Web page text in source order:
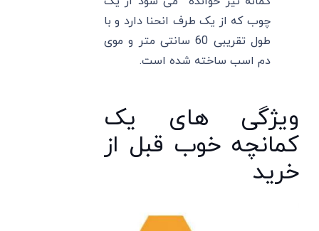
چوب که از یک طرف انحنا دارد و با
طول تقریبی 60 سانتی متر و موی
دم اسب ساخته شده است.
ویژگی های یک
کمانچه خوب قبل از
خرید